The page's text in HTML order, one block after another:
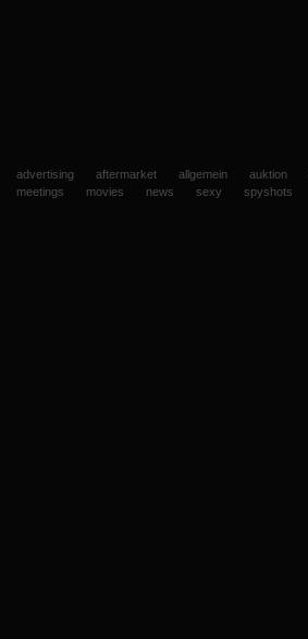
advertising aftermarket allgemein auktion
meetings
movies news sexy spyshots